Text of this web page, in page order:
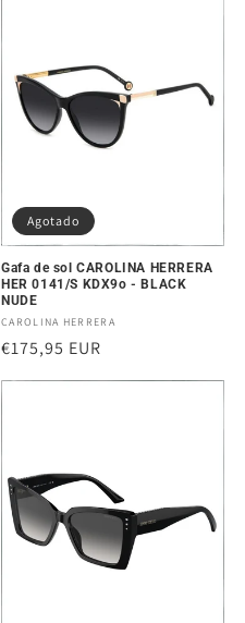
Agotado
Gafa de sol CAROLINA HERRERA
HER 0141/S KDX9o - BLACK
NUDE
Proveedor:
CAROLINA HERRERA
Precio
€175,95 EUR